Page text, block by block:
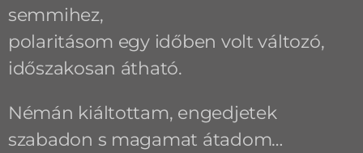
semmihez,
polaritásom egy időben volt változó,
időszakosan átható.
Némán kiáltottam, engedjetek
szabadon s magamat átadom…